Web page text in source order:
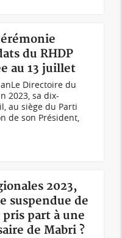
du RHDP
au 13 juillet
Le Directoire du
2023, sa dix-
au siège du Parti
de son Président,
2023,
suspendue de
part à une
de Mabri ?